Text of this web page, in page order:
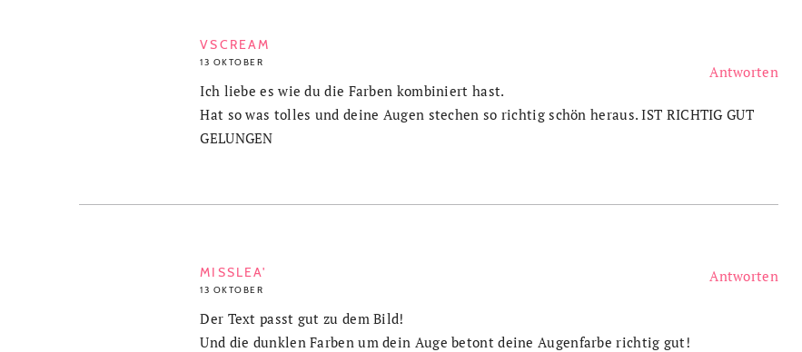
VSCREAM
13 OKTOBER
Ich liebe es wie du die Farben kombiniert hast.
Hat so was tolles und deine Augen stechen so richtig schön heraus. IST RICHTIG GUT
GELUNGEN
MISSLEA'
13 OKTOBER
Antworten
Der Text passt gut zu dem Bild!
Und die dunklen Farben um dein Auge betont deine Augenfarbe richtig gut!
Antworten